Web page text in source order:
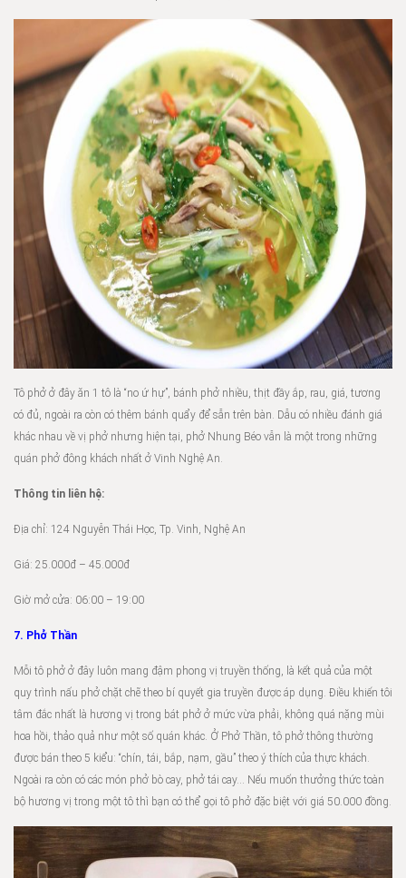
Tô phở ở đây ăn 1 tô là “no ứ hự”, bánh phở nhiều, thịt đầy ắp, rau, giá, tương
có đủ, ngoài ra còn có thêm bánh quẩy để sẵn trên bàn. Dẫu có nhiều đánh giá
khác nhau về vị phở nhưng hiện tại, phở Nhung Béo vẫn là một trong những
quán phở đông khách nhất ở Vinh Nghệ An.
Thông tin liên hệ:
Địa chỉ: 124 Nguyễn Thái Học, Tp. Vinh, Nghệ An
Giá: 25.000đ – 45.000đ
Giờ mở cửa: 06:00 – 19:00
7. Phở Thần
Mỗi tô phở ở đây luôn mang đậm phong vị truyền thống, là kết quả của một
quy trình nấu phở chặt chẽ theo bí quyết gia truyền được áp dụng. Điều khiến tôi
tâm đắc nhất là hương vị trong bát phở ở mức vừa phải, không quá nặng mùi
hoa hồi, thảo quả như một số quán khác. Ở Phở Thần, tô phở thông thường
được bán theo 5 kiểu: “chín, tái, bắp, nạm, gầu” theo ý thích của thực khách.
Ngoài ra còn có các món phở bò cay, phở tái cay… Nếu muốn thưởng thức toàn
bộ hương vị trong một tô thì bạn có thể gọi tô phở đặc biệt với giá 50.000 đồng.